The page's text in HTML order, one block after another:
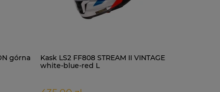
górna
Kask LS2 FF808 STREAM II VINTAGE
white-blue-red L